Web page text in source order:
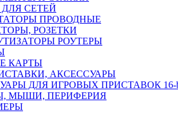
СЕТЕЙ
ПРОВОДНЫЕ
РОЗЕТКИ
РОУТЕРЫ
КАРТЫ
АКСЕССУАРЫ
ДЛЯ ИГРОВЫХ ПРИСТАВОК 16-
МЫШИ, ПЕРИФЕРИЯ